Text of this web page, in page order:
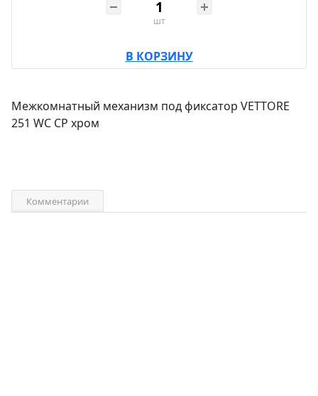
шт
В КОРЗИНУ
Межкомнатный механизм под фиксатор VETTORE
251 WC CP хром
Комментарии